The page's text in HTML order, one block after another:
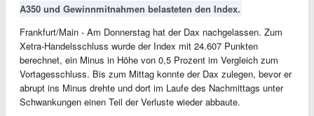
A350 und Gewinnmitnahmen belasteten den Index.
Frankfurt/Main - Am Donnerstag hat der Dax nachgelassen. Zum
Xetra-Handelsschluss wurde der Index mit 24.607 Punkten
berechnet, ein Minus in Höhe von 0,5 Prozent im Vergleich zum
Vortagesschluss. Bis zum Mittag konnte der Dax zulegen, bevor er
abrupt ins Minus drehte und dort im Laufe des Nachmittags unter
Schwankungen einen Teil der Verluste wieder abbaute.